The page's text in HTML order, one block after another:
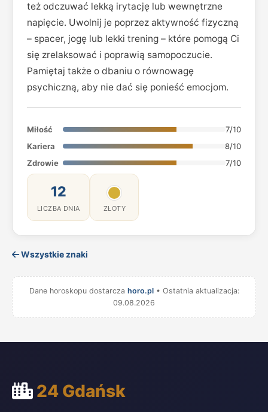
też odczuwać lekką irytację lub wewnętrzne
napięcie. Uwolnij je poprzez aktywność fizyczną
– spacer, jogę lub lekki trening – które pomogą Ci
się zrelaksować i poprawią samopoczucie.
Pamiętaj także o dbaniu o równowagę
psychiczną, aby nie dać się ponieść emocjom.
Miłość
7/10
Kariera
8/10
Zdrowie
7/10
12
LICZBA DNIA ZŁOTY
Wszystkie znaki
Dane horoskopu dostarcza horo.pl• Ostatnia aktualizacja:
09.08.2026
24 Gdańsk